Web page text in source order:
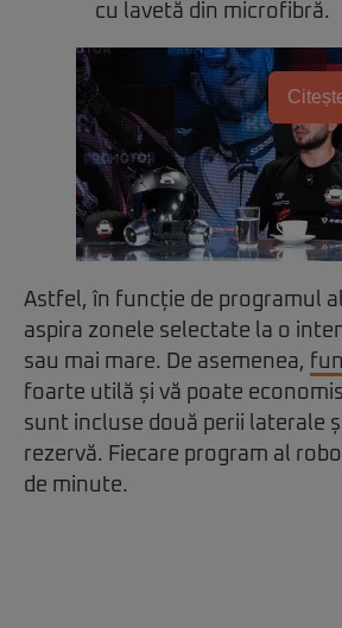
cu lavetă din microfibră.
Astfel, în funcție de programul
aspira zonele selectate la o
sau mai mare. De asemenea,
foarte utilă și vă poate
sunt incluse două perii laterale
rezervă. Fiecare program al
de minute.